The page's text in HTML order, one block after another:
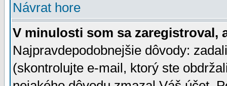
Návrat hore
V minulosti som sa zaregistroval,
Najpravdepodobnejšie dôvody:
(skontrolujte e-mail, ktorý ste